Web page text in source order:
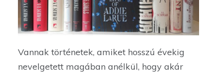
Vannak történetek, amiket hosszú évekig
nevelgetett magában anélkül, hogy akár